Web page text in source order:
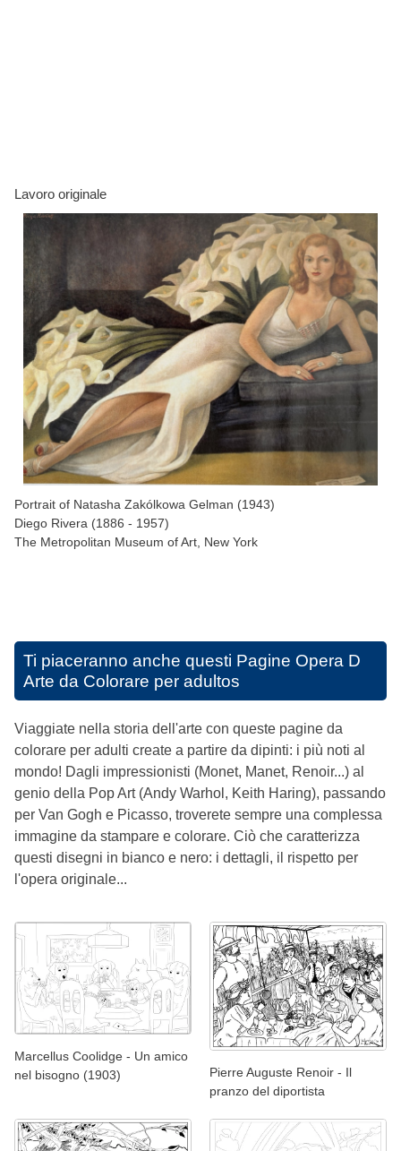
Lavoro originale
Portrait of Natasha Zakólkowa Gelman (1943)
Diego Rivera (1886 - 1957)
The Metropolitan Museum of Art, New York
Ti piaceranno anche questi Pagine Opera D
Arte da Colorare per adultos
Viaggiate nella storia dell'arte con queste pagine da
colorare per adulti create a partire da dipinti: i più noti al
mondo! Dagli impressionisti (Monet, Manet, Renoir...) al
genio della Pop Art (Andy Warhol, Keith Haring), passando
per Van Gogh e Picasso, troverete sempre una complessa
immagine da stampare e colorare. Ciò che caratterizza
questi disegni in bianco e nero: i dettagli, il rispetto per
l'opera originale...
Marcellus Coolidge - Un amico
nel bisogno (1903)
Pierre Auguste Renoir - Il
pranzo del diportista